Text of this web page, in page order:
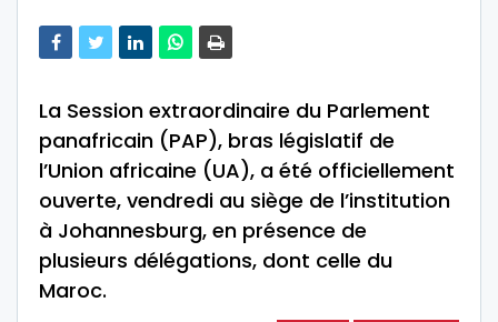
La Session extraordinaire du Parlement
panafricain (PAP), bras législatif de
l’Union africaine (UA), a été officiellement
ouverte, vendredi au siège de l’institution
à Johannesburg, en présence de
plusieurs délégations, dont celle du
Maroc.